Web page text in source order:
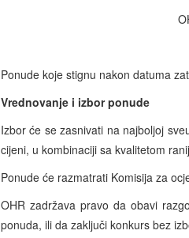
Ponude koje stignu nakon datuma
Vrednovanje i izbor ponude
Izbor će se zasnivati na najboljoj
cijeni, u kombinaciji sa kvalitetom
Ponude će razmatrati Komisija za
OHR zadržava pravo da obavi
ponuda, ili da zaključi konkurs bez